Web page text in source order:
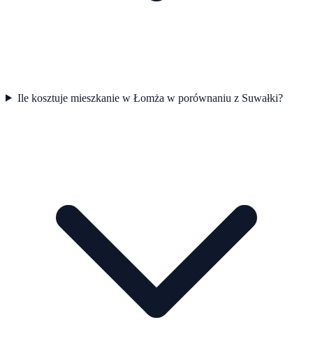
Ile kosztuje mieszkanie w Łomża w porównaniu z Suwałki?